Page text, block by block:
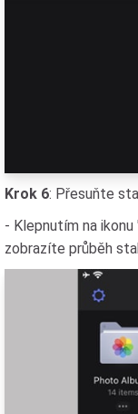
Krok 6: Přesuňte
- Klepnutím na ikonu
zobrazíte průběh